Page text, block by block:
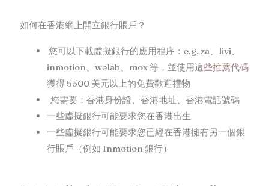
如何在香港網上開立銀行賬戶？
您可以下載虛擬銀行的應用程序：e.g. za、livi、
inmotion、welab、mox 等，並使用這些推薦代碼
獲得 5500 美元以上的免費歡迎禮物
您需要：香港身份證、香港地址、香港電話號碼
一些虛擬銀行可能要求您在香港出生
一些虛擬銀行可能要求您已經在香港擁有另一個銀
行賬戶（例如 Inmotion 銀行）